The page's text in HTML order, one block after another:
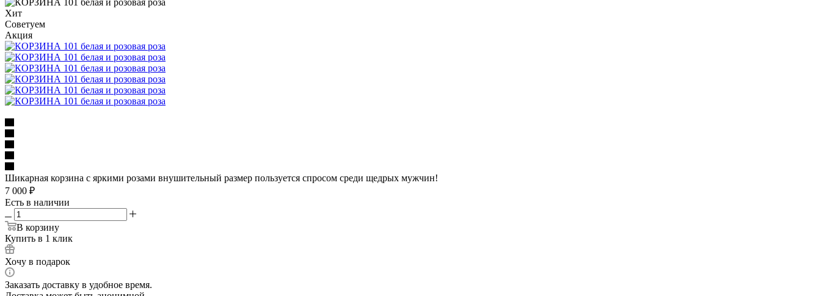
Хит
Советуем
Акция
Шикарная корзина с яркими розами внушительный размер пользуется спросом среди щедрых мужчин!
7 000 ₽
Есть в наличии
В корзину
Купить в 1 клик
Хочу в подарок
Заказать доставку в удобное время.